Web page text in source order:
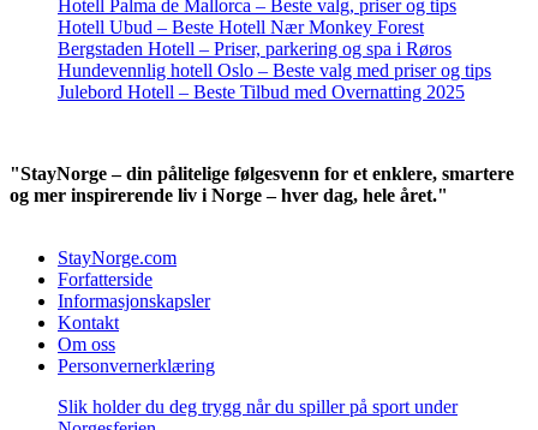
Hotell Palma de Mallorca – Beste valg, priser og tips
Hotell Ubud – Beste Hotell Nær Monkey Forest
Bergstaden Hotell – Priser, parkering og spa i Røros
Hundevennlig hotell Oslo – Beste valg med priser og tips
Julebord Hotell – Beste Tilbud med Overnatting 2025
"StayNorge – din pålitelige følgesvenn for et enklere, smartere
og mer inspirerende liv i Norge – hver dag, hele året."
StayNorge.com
Forfatterside
Informasjonskapsler
Kontakt
Om oss
Personvernerklæring
Slik holder du deg trygg når du spiller på sport under